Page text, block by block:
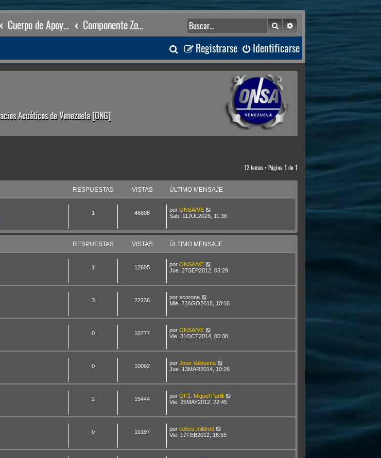
Cuerpo de Apoyo & Salvamento Marítimo (órgano operacional) Componente Zonal Pampatar BuscarBúsqueda avanzada
Identificarse
Registrarse
B
u
a
Acuáticos de Venezuela [ONG]
12 temas • Página 1 de 1
RESPUESTAS VISTAS ÚLTIMO MENSAJE
1 46608 por ONSA/VE
Sab. 11JUL2026, 11:36
RESPUESTAS VISTAS ÚLTIMO MENSAJE
1 12605 por ONSA/VE
Jue. 27SEP2012, 03:29
3 22236 por scorona
Mié. 22AGO2018, 10:16
0 10777 por ONSA/VE
Vie. 31OCT2014, 00:38
0 10092 por Jose Valbuena
Jue. 13MAR2014, 10:26
2 15444 por OF1. Miguel Parilli
Vie. 25MAY2012, 22:45
0 10197 por cobos mildred
Vie. 17FEB2012, 16:55